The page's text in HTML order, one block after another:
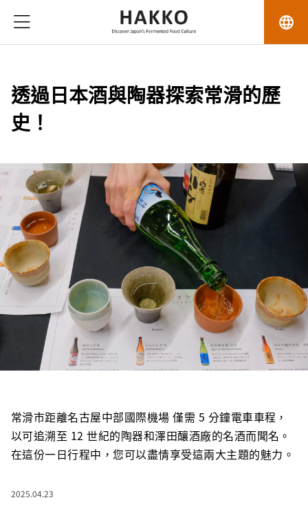
language
透過日本酒與陶器探索常滑的歷
史！
常滑市距離名古屋中部國際機場 僅需 5 分鐘電車車程，
以可追溯至 12 世紀的陶器和澤田釀酒廠的名酒而聞名。
在這份一日行程中，您可以盡情享受這兩大主題的魅力。
2025.04.23